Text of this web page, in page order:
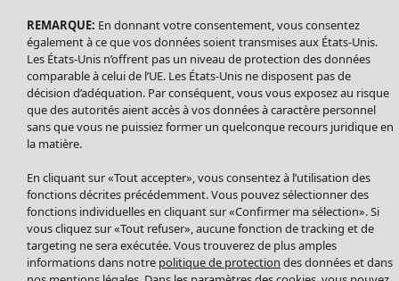
Jupes
Manteaux & vestes
Leggings et collants
Accessoires
Chaussures
Vêtements de bain
Basics
Soldes Mobilier
Bonnes affaires déco
Décoration
Textiles
Tapis
Éponge
REMARQUE: En donnant votre consentement, vous consentez
également à ce que vos données soient transmises aux États-Unis.
Les États-Unis n’offrent pas un niveau de protection des données
comparable à celui de l’UE. Les États-Unis ne disposent pas de
décision d’adéquation. Par conséquent, vous vous exposez au risque
que des autorités aient accès à vos données à caractère personnel
sans que vous ne puissiez former un quelconque recours juridique en
la matière.
En cliquant sur «Tout accepter», vous consentez à l’utilisation des
fonctions décrites précédemment. Vous pouvez sélectionner des
fonctions individuelles en cliquant sur «Confirmer ma sélection». Si
vous cliquez sur «Tout refuser», aucune fonction de tracking et de
targeting ne sera exécutée. Vous trouverez de plus amples
informations dans notre politique de protection des données et dans